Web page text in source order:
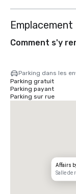
Emplacement
Comment s'y
Parking dans les
Parking gratuit
Parking payant
Parking sur rue
Affairs
Salle de